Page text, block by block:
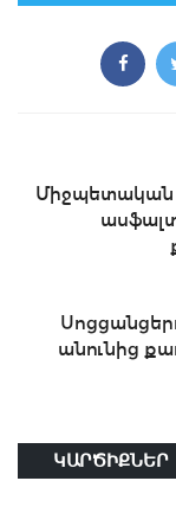
Միջպետական
անունից
ԿԱՐԾԻՔՆԵՐ